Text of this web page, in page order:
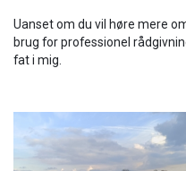
Uanset om du vil høre mere
brug for professionel
fat i mig.